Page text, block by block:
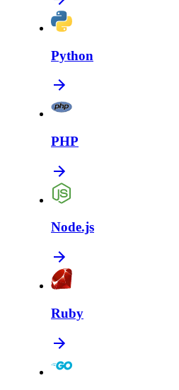
Python
PHP
Node.js
Ruby